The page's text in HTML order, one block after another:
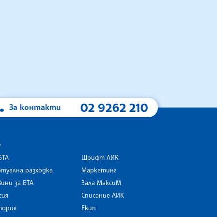
За контакти 02 9262 210
разходка
за БТА
Шрифт ЛИК
Маркетинг
Зала МаксиМ
Списание ЛИК
Екип